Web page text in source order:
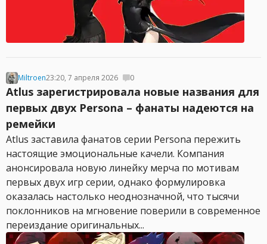
Miltroen23:20, 7 апреля 2026 0
Atlus зарегистрировала новые названия для
первых двух Persona – фанаты надеются на
ремейки
Atlus заставила фанатов серии Persona пережить
настоящие эмоциональные качели. Компания
анонсировала новую линейку мерча по мотивам
первых двух игр серии, однако формулировка
оказалась настолько неоднозначной, что тысячи
поклонников на мгновение поверили в современное
переиздание оригинальных...